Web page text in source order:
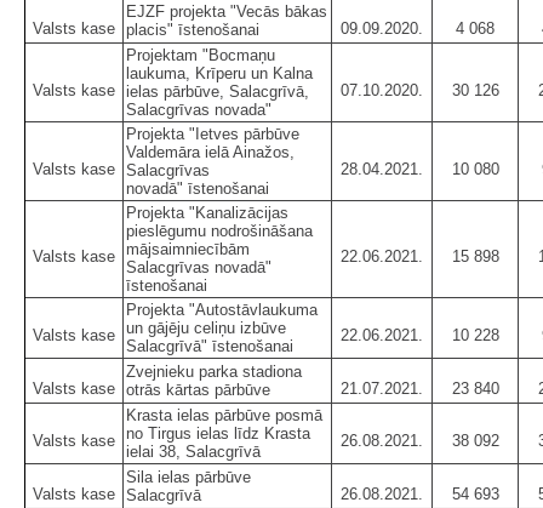
Valsts kase
EJZF projekta "Vecās bākas
placis" īstenošanai
09.09.2020. 4 068
Valsts kase
Projektam "Bocmaņu
laukuma, Krīperu un Kalna
ielas pārbūve, Salacgrīvā,
Salacgrīvas novada"
07.10.2020. 30 126
Valsts kase
Projekta "Ietves pārbūve
Valdemāra ielā Ainažos,
Salacgrīvas
novadā" īstenošanai
28.04.2021. 10 080
Valsts kase
Projekta "Kanalizācijas
pieslēgumu nodrošināšana
mājsaimniecībām
Salacgrīvas novadā"
īstenošanai
22.06.2021. 15 898
Valsts kase
Projekta "Autostāvlaukuma
un gājēju celiņu izbūve
Salacgrīvā" īstenošanai
22.06.2021. 10 228
Valsts kase
Zvejnieku parka stadiona
otrās kārtas pārbūve
21.07.2021. 23 840
Valsts kase
Krasta ielas pārbūve posmā
no Tirgus ielas līdz Krasta
ielai 38, Salacgrīvā
26.08.2021. 38 092
Valsts kase
Sila ielas pārbūve
Salacgrīvā
26.08.2021. 54 693